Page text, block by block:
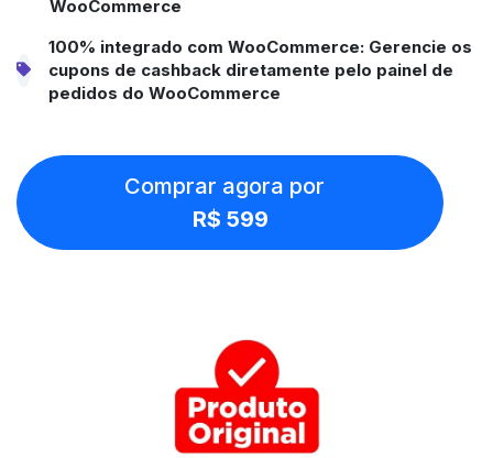
WooCommerce
100% integrado com WooCommerce: Gerencie os
cupons de cashback diretamente pelo painel de
pedidos do WooCommerce
Comprar agora por
R$ 599